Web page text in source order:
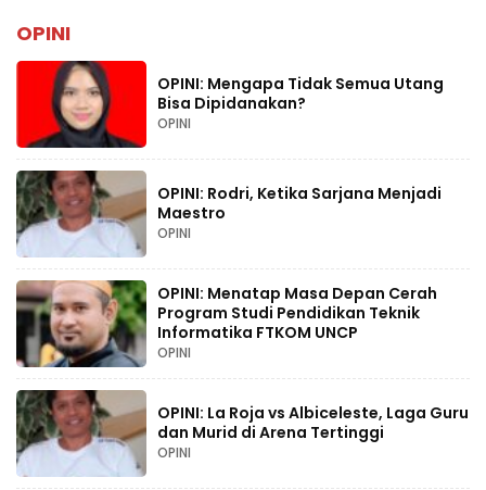
OPINI
OPINI: Mengapa Tidak Semua Utang
Bisa Dipidanakan?
OPINI
OPINI: Rodri, Ketika Sarjana Menjadi
Maestro
OPINI
OPINI: Menatap Masa Depan Cerah
Program Studi Pendidikan Teknik
Informatika FTKOM UNCP
OPINI
OPINI: La Roja vs Albiceleste, Laga Guru
dan Murid di Arena Tertinggi
OPINI